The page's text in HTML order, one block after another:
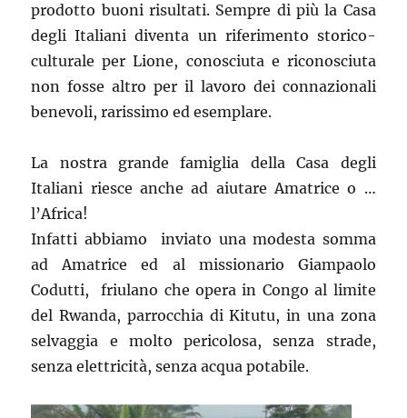
prodotto buoni risultati. Sempre di più la Casa
degli Italiani diventa un riferimento storico-
culturale per Lione, conosciuta e riconosciuta
non fosse altro per il lavoro dei connazionali
benevoli, rarissimo ed esemplare.
La nostra grande famiglia della Casa degli
Italiani riesce anche ad aiutare Amatrice o …
l’Africa!
Infatti abbiamo inviato una modesta somma
ad Amatrice ed al missionario Giampaolo
Codutti, friulano che opera in Congo al limite
del Rwanda, parrocchia di Kitutu, in una zona
selvaggia e molto pericolosa, senza strade,
senza elettricità, senza acqua potabile.